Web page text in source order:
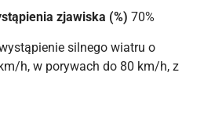
zjawiska (%) 70%
silnego wiatru o
h, w porywach do 80 km/h, z